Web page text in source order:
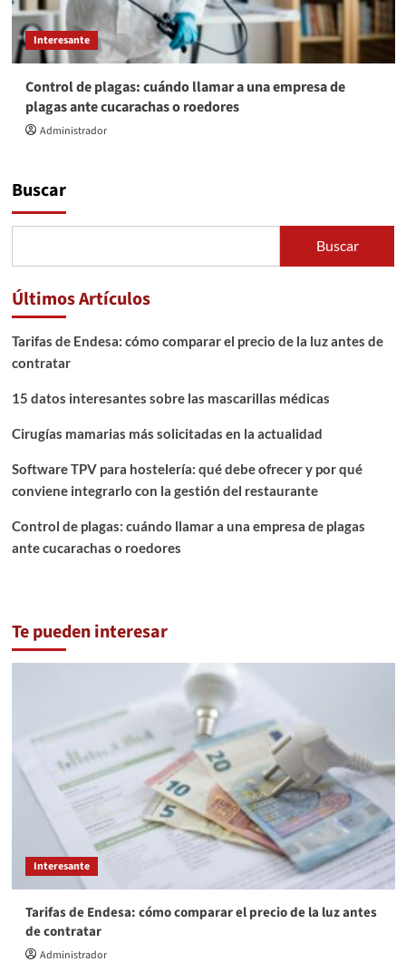
Interesante
Control de plagas: cuándo llamar a una empresa de
plagas ante cucarachas o roedores
Administrador
Buscar
Buscar
Últimos Artículos
Tarifas de Endesa: cómo comparar el precio de la luz antes de
contratar
15 datos interesantes sobre las mascarillas médicas
Cirugías mamarias más solicitadas en la actualidad
Software TPV para hostelería: qué debe ofrecer y por qué
conviene integrarlo con la gestión del restaurante
Control de plagas: cuándo llamar a una empresa de plagas
ante cucarachas o roedores
Te pueden interesar
Interesante
Tarifas de Endesa: cómo comparar el precio de la luz antes
de contratar
Administrador